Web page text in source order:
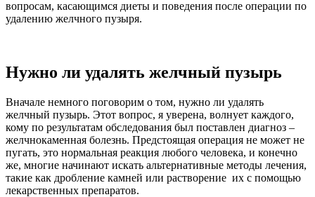
вопросам, касающимся диеты и поведения после операции по
удалению желчного пузыря.
Нужно ли удалять желчный пузырь
Вначале немного поговорим о том, нужно ли удалять
желчный пузырь. Этот вопрос, я уверена, волнует каждого,
кому по результатам обследования был поставлен диагноз –
желчнокаменная болезнь. Предстоящая операция не может не
пугать, это нормальная реакция любого человека, и конечно
же, многие начинают искать альтернативные методы лечения,
такие как дробление камней или растворение их с помощью
лекарственных препаратов.